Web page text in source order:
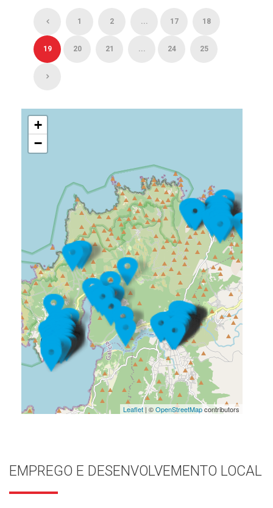
1 2 ... 17 18
19 20 21 ... 24 25
+
−
Leaflet| ©OpenStreetMapcontributors
EMPREGO E DESENVOLVEMENTO LOCAL